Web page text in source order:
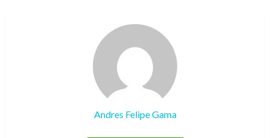
Andres Felipe Gama